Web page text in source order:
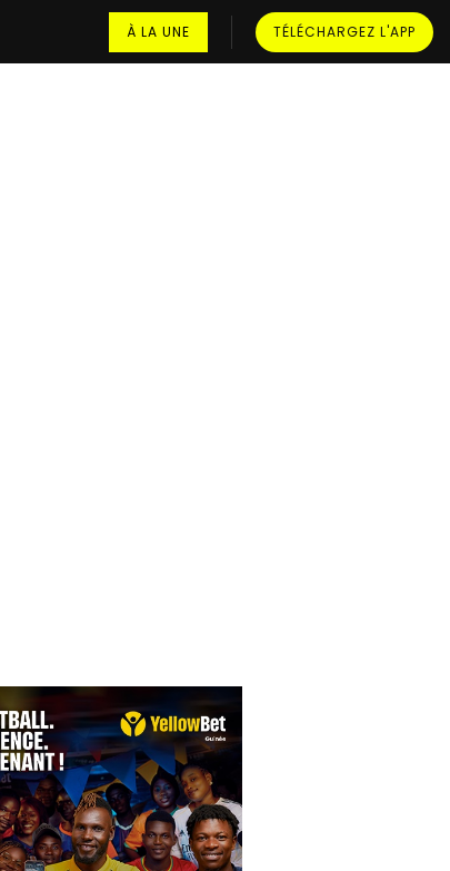
À LA UNE TÉLÉCHARGEZ L'APP